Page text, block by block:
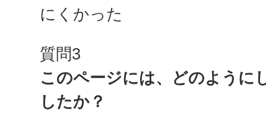
にくかった
質問3
このページには、どのように
したか？